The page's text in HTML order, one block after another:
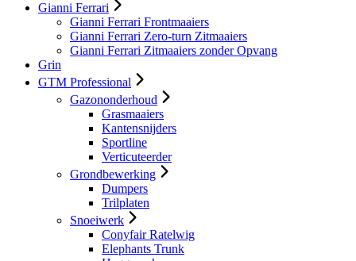
Gianni Ferrari
Gianni Ferrari Frontmaaiers
Gianni Ferrari Zero-turn Zitmaaiers
Gianni Ferrari Zitmaaiers zonder Opvang
Grin
GTM Professional
Gazononderhoud
Grasmaaiers
Kantensnijders
Sportline
Verticuteerder
Grondbewerking
Dumpers
Trilplaten
Snoeiwerk
Conyfair Ratelwig
Elephants Trunk